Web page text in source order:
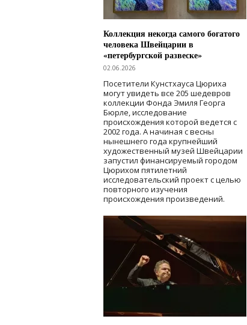
Коллекция некогда самого богатого
человека Швейцарии в
«петербургской развеске»
02.06.2026
Посетители Кунстхауса Цюриха
могут увидеть все 205 шедевров
коллекции Фонда Эмиля Георга
Бюрле, исследование
происхождения которой ведется с
2002 года. А начиная с весны
нынешнего года крупнейший
художественный музей Швейцарии
запустил финансируемый городом
Цюрихом пятилетний
исследовательский проект с целью
повторного изучения
происхождения произведений.